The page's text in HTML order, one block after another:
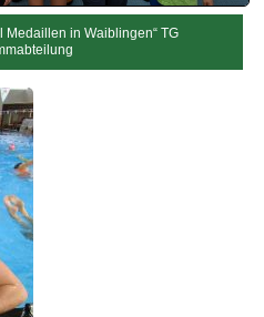
Medaillen in Waiblingen“ TG